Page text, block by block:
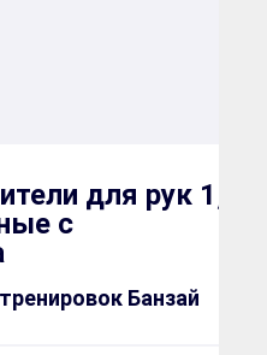
для рук 1,6
с
Банзай